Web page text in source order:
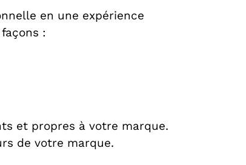
en une expérience
:
et propres à votre marque.
de votre marque.